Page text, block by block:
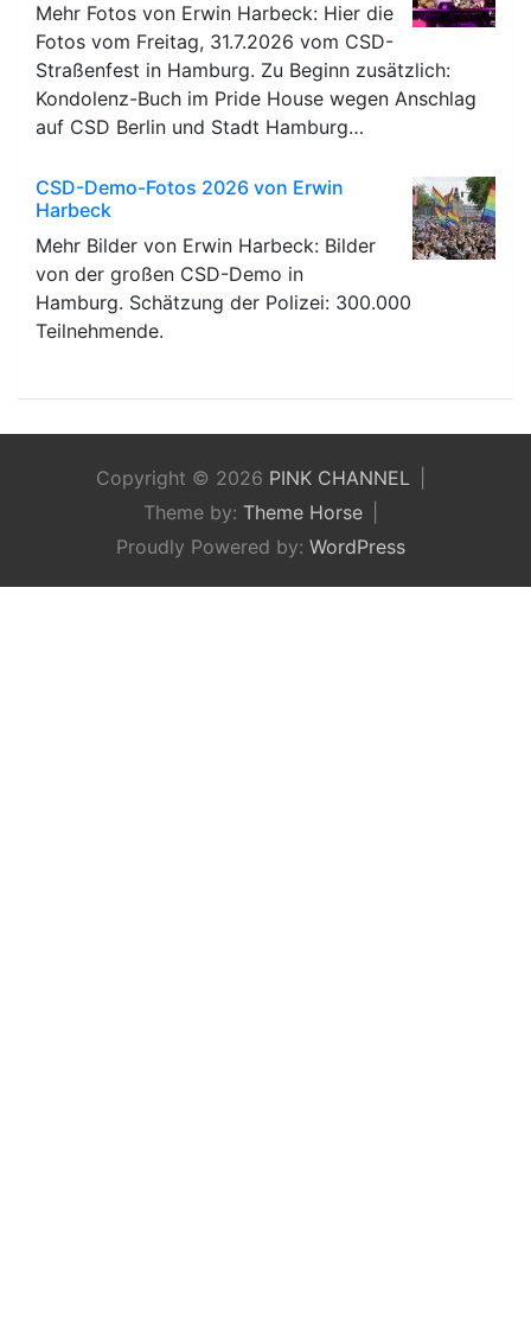
Mehr Fotos von Erwin Harbeck: Hier die
Fotos vom Freitag, 31.7.2026 vom CSD-
Straßenfest in Hamburg. Zu Beginn zusätzlich:
Kondolenz-Buch im Pride House wegen Anschlag
auf CSD Berlin und Stadt Hamburg…
CSD-Demo-Fotos 2026 von Erwin
Harbeck
Mehr Bilder von Erwin Harbeck: Bilder
von der großen CSD-Demo in
Hamburg. Schätzung der Polizei: 300.000
Teilnehmende.
Copyright © 2026 PINK CHANNEL
Theme by: Theme Horse
Proudly Powered by: WordPress